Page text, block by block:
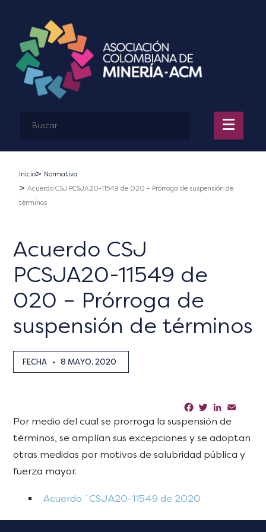
Inicio
Normativa
Acuerdo CSJ PCSJA20-11549 de 020 – Prórroga de suspensión de
términos
Acuerdo CSJ
PCSJA20-11549 de
020 – Prórroga de
suspensión de términos
FECHA • 8 MAYO, 2020
Facebook
TwitterLinkedIn
Por medio del cual se prorroga la suspensión de
términos, se amplían sus excepciones y se adoptan
otras medidas por motivos de salubridad pública y
fuerza mayor.
Acuerdo ´CSJA20-11549 de 2020